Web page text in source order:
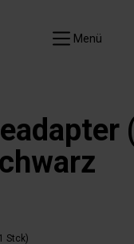
Navigation
Stck)